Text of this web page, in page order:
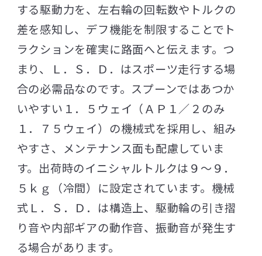
する駆動力を、左右輪の回転数やトルクの
差を感知し、デフ機能を制限することでト
ラクションを確実に路面へと伝えます。つ
まり、Ｌ．Ｓ．Ｄ．はスポーツ走行する場
合の必需品なのです。スプーンではあつか
いやすい１．５ウェイ（ＡＰ１／２のみ
１．７５ウェイ）の機械式を採用し、組み
やすさ、メンテナンス面も配慮していま
す。出荷時のイニシャルトルクは９～９．
５ｋｇ（冷間）に設定されています。機械
式Ｌ．Ｓ．Ｄ．は構造上、駆動輪の引き摺
り音や内部ギアの動作音、振動音が発生す
る場合があります。